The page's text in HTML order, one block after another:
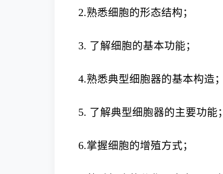
2.熟悉细胞的形态结构；
3. 了解细胞的基本功能；
4.熟悉典型细胞器的基本构造；
5. 了解典型细胞器的主要功能；
6.掌握细胞的增殖方式；